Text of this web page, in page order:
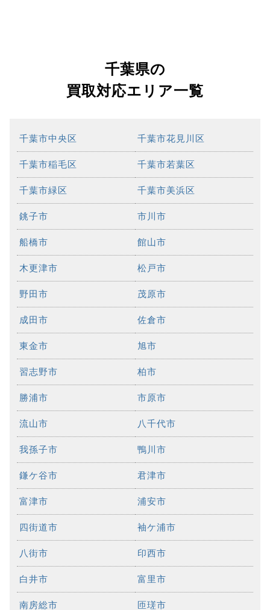
千葉県の
買取対応エリア一覧
千葉市中央区 千葉市花見川区
千葉市稲毛区 千葉市若葉区
千葉市緑区 千葉市美浜区
銚子市 市川市
船橋市 館山市
木更津市 松戸市
野田市 茂原市
成田市 佐倉市
東金市 旭市
習志野市 柏市
勝浦市 市原市
流山市 八千代市
我孫子市 鴨川市
鎌ケ谷市 君津市
富津市 浦安市
四街道市 袖ケ浦市
八街市 印西市
白井市 富里市
南房総市 匝瑳市